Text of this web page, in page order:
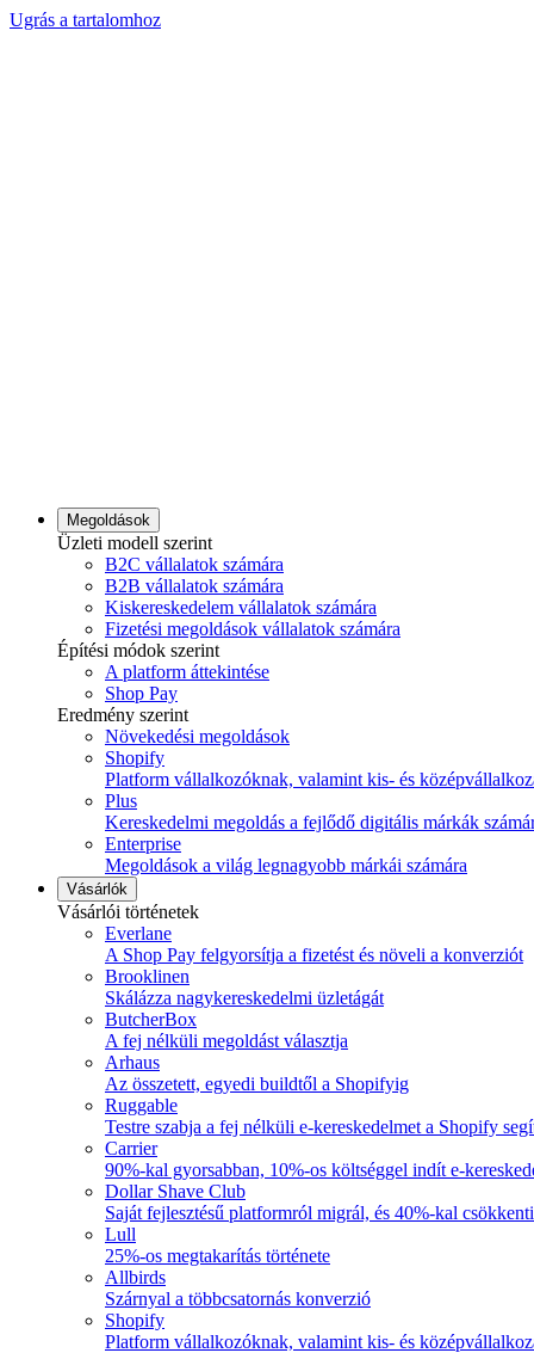
Ugrás a tartalomhoz
Megoldások
Üzleti modell szerint
B2C vállalatok számára
B2B vállalatok számára
Kiskereskedelem vállalatok számára
Fizetési megoldások vállalatok számára
Építési módok szerint
A platform áttekintése
Shop Pay
Eredmény szerint
Növekedési megoldások
Shopify
Platform vállalkozóknak, valamint kis- és
Plus
Kereskedelmi megoldás a fejlődő digitális márkák
Enterprise
Megoldások a világ legnagyobb márkái számára
Vásárlók
Vásárlói történetek
Everlane
A Shop Pay felgyorsítja a fizetést és növeli a konverziót
Brooklinen
Skálázza nagykereskedelmi üzletágát
ButcherBox
A fej nélküli megoldást választja
Arhaus
Az összetett, egyedi buildtől a Shopifyig
Ruggable
Testre szabja a fej nélküli e-kereskedelmet a Shopify
Carrier
90%-kal gyorsabban, 10%-os költséggel indít e-
Dollar Shave Club
Saját fejlesztésű platformról migrál, és 40%-kal
Lull
25%-os megtakarítás története
Allbirds
Szárnyal a többcsatornás konverzió
Shopify
Platform vállalkozóknak, valamint kis- és